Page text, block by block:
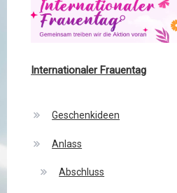
Internationaler Frauentag
Geschenkideen
Anlass
Abschluss